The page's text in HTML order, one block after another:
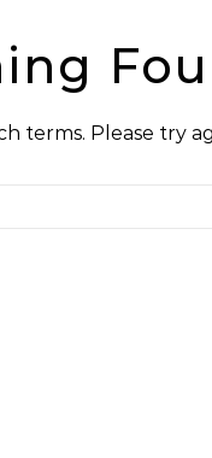
terms. Please try